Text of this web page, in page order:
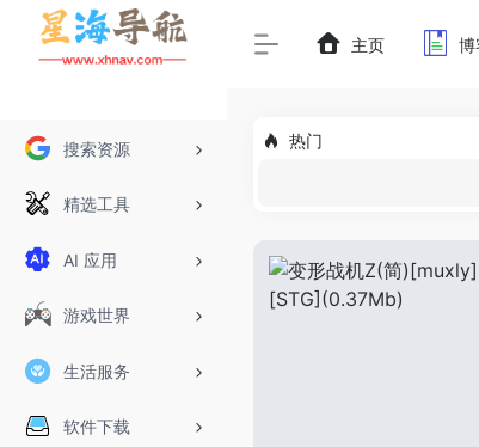
搜索资源
精选工具
AI 应用
游戏世界
生活服务
软件下载
主页 博
热门